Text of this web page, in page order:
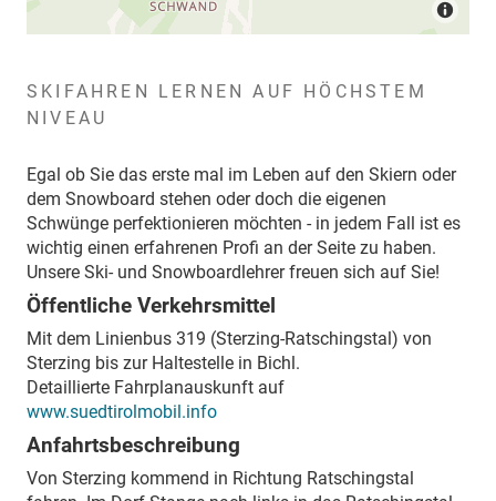
SKIFAHREN LERNEN AUF HÖCHSTEM
NIVEAU
Egal ob Sie das erste mal im Leben auf den Skiern oder
dem Snowboard stehen oder doch die eigenen
Schwünge perfektionieren möchten - in jedem Fall ist es
wichtig einen erfahrenen Profi an der Seite zu haben.
Unsere Ski- und Snowboardlehrer freuen sich auf Sie!
Öffentliche Verkehrsmittel
Mit dem Linienbus 319 (Sterzing-Ratschingstal) von
Sterzing bis zur Haltestelle in Bichl.
Detaillierte Fahrplanauskunft auf
www.suedtirolmobil.info
Anfahrtsbeschreibung
Von Sterzing kommend in Richtung Ratschingstal